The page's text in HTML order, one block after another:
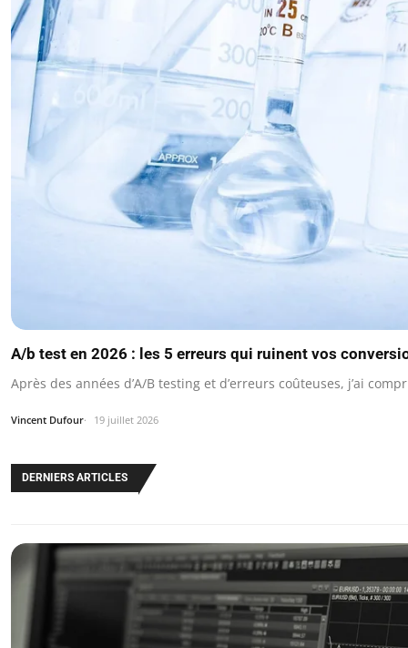
A/b test en 2026 : les 5 erreurs qui ruinent vos
Après des années d’A/B testing et d’erreurs coûteuses, j’ai
Vincent Dufour 19 juillet 2026
DERNIERS ARTICLES